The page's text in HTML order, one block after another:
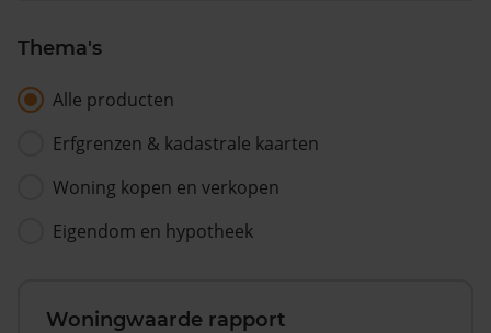
Thema's
Alle producten
Erfgrenzen & kadastrale kaarten
Woning kopen en verkopen
Eigendom en hypotheek
Woningwaarde rapport